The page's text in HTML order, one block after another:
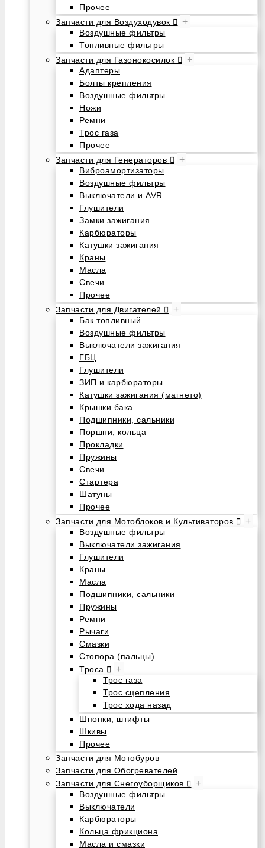
Прочее
Запчасти для Воздуходувок
+
Воздушные фильтры
Топливные фильтры
Запчасти для Газонокосилок
+
Адаптеры
Болты крепления
Воздушные фильтры
Ножи
Ремни
Трос газа
Прочее
Запчасти для Генераторов
+
Виброамортизаторы
Воздушные фильтры
Выключатели и AVR
Глушители
Замки зажигания
Карбюраторы
Катушки зажигания
Краны
Масла
Свечи
Прочее
Запчасти для Двигателей
+
Бак топливный
Воздушные фильтры
Выключатели зажигания
ГБЦ
Глушители
ЗИП и карбюраторы
Катушки зажигания (магнето)
Крышки бака
Подшипники, сальники
Поршни, кольца
Прокладки
Пружины
Свечи
Стартера
Шатуны
Прочее
Запчасти для Мотоблоков и Культиваторов
+
Воздушные фильтры
Выключатели зажигания
Глушители
Краны
Масла
Подшипники, сальники
Пружины
Ремни
Рычаги
Смазки
Стопора (пальцы)
Троса
+
Трос газа
Трос сцепления
Трос хода назад
Шпонки, штифты
Шкивы
Прочее
Запчасти для Мотобуров
Запчасти для Обогревателей
Запчасти для Снегоуборщиков
+
Воздушные фильтры
Выключатели
Карбюраторы
Кольца фрикциона
Масла и смазки